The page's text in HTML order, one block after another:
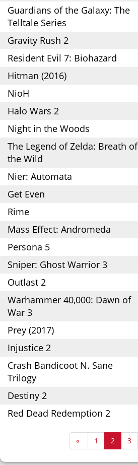
Guardians of the Galaxy: The
Telltale Series
Gravity Rush 2
Resident Evil 7: Biohazard
Hitman (2016)
NioH
Halo Wars 2
Night in the Woods
The Legend of Zelda: Breath of
the Wild
Nier: Automata
Get Even
Rime
Mass Effect: Andromeda
Persona 5
Sniper: Ghost Warrior 3
Outlast 2
Warhammer 40,000: Dawn of
War 3
Prey (2017)
Injustice 2
Crash Bandicoot N. Sane
Trilogy
Destiny 2
Red Dead Redemption 2
« 1 2 3